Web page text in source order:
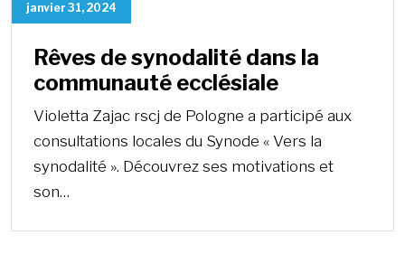
janvier 31, 2024
Rêves de synodalité dans la
communauté ecclésiale
Violetta Zajac rscj de Pologne a participé aux
consultations locales du Synode « Vers la
synodalité ». Découvrez ses motivations et
son…